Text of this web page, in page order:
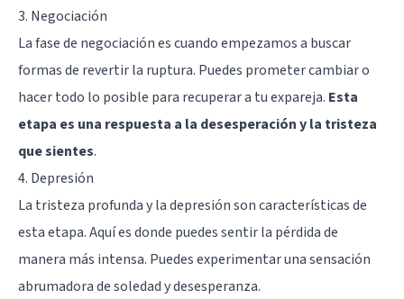
3. Negociación
La fase de negociación es cuando empezamos a buscar
formas de revertir la ruptura. Puedes prometer cambiar o
hacer todo lo posible para recuperar a tu expareja. Esta
etapa es una respuesta a la desesperación y la tristeza
que sientes.
4. Depresión
La tristeza profunda y la depresión son características de
esta etapa. Aquí es donde puedes sentir la pérdida de
manera más intensa. Puedes experimentar una sensación
abrumadora de soledad y desesperanza.